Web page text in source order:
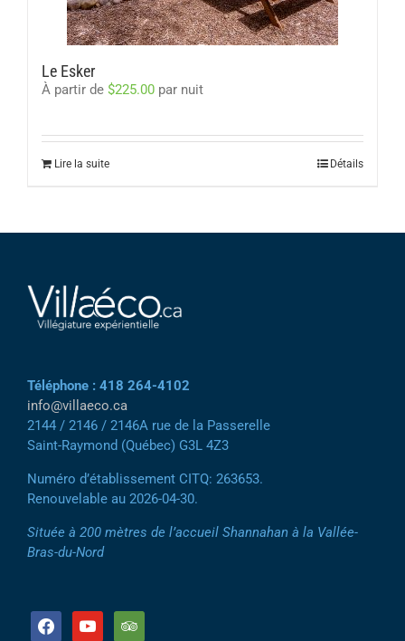
Le Esker
À partir de $225.00 par nuit
Lire la suite Détails
Téléphone : 418 264-4102
info@villaeco.ca
2144 / 2146 / 2146A rue de la Passerelle
Saint-Raymond (Québec) G3L 4Z3
Numéro d’établissement CITQ: 263653.
Renouvelable au 2026-04-30.
Située à 200 mètres de l’accueil Shannahan à la Vallée-
Bras-du-Nord
facebookyoutube tripadvisor